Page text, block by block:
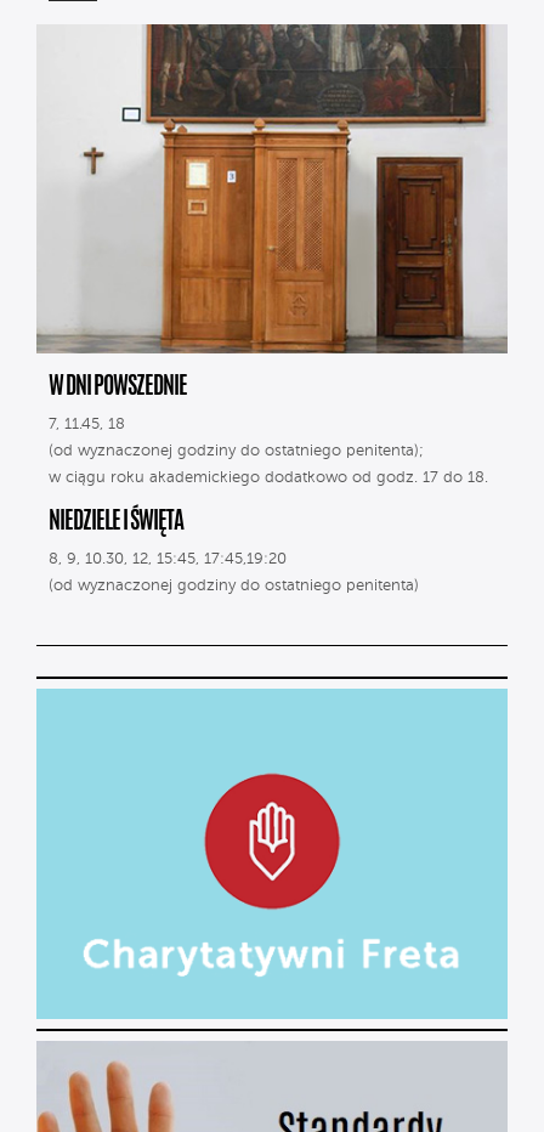
W DNI POWSZEDNIE
7, 11.45, 18
(od wyznaczonej godziny do ostatniego penitenta);
w ciągu roku akademickiego dodatkowo od godz. 17 do 18.
NIEDZIELE I ŚWIĘTA
8, 9, 10.30, 12, 15:45, 17:45,19:20
(od wyznaczonej godziny do ostatniego penitenta)